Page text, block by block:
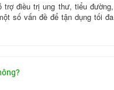
trợ điều trị ung thư, tiểu đường,
số vấn đề để tận dụng tối đa